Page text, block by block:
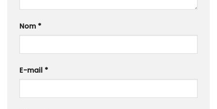
Nom *
E-mail *